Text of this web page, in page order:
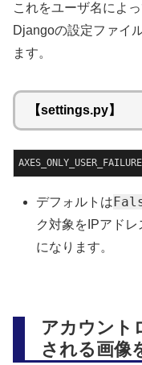
これをユーザ名によ
Djangoの設定ファイ
ます。
【settings.py】
デフォルトは
ク対象をIPアド
になります。
アカウント
される画像